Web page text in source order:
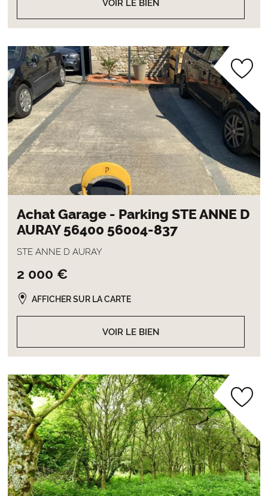
VOIR LE BIEN
Achat Garage - Parking STE ANNE D
AURAY 56400 56004-837
STE ANNE D AURAY
2 000 €
VOIR LE BIEN
AFFICHER SUR LA CARTE